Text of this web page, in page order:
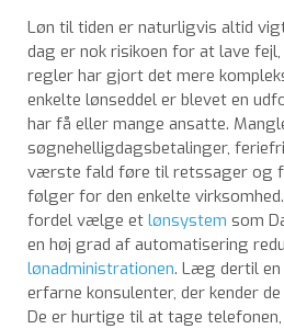
Løn til tiden er naturligvis altid
dag er nok risikoen for at lave
regler har gjort det mere
enkelte lønseddel er blevet en
har få eller mange ansatte.
søgnehelligdagsbetalinger,
værste fald føre til retssager og
følger for den enkelte
fordel vælge et lønsystem som
en høj grad af automatisering
lønadministrationen. Læg dertil en
erfarne konsulenter, der kender
De er hurtige til at tage